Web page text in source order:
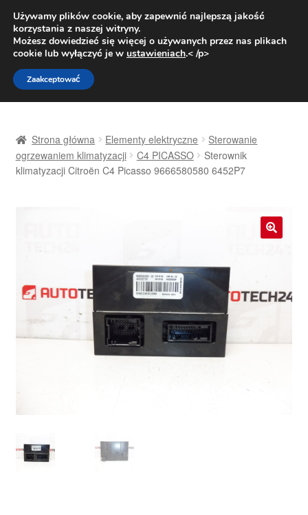
DOSTAWA od 31 zł
Pn.-pt. 9:00-16:00800 003 167
Przejdź
do
nawigacji
Przejdź
do
treści
Dostawa
O nas
Płatności
Skarga
Strona główna Elementy elektryczne
Sterowanie
ogrzewaniem klimatyzacji
C4 PICASSO
Sterownik
klimatyzacji Citroën C4 Picasso 9666580580 6452P7
Używamy plików cookie, aby zapewnić najlepszą jakość
korzystania z naszej witryny.
Możesz dowiedzieć się więcej o używanych przez nas plikach
cookie lub wyłączyć je w ustawieniach.< /p>
Zaakceptować